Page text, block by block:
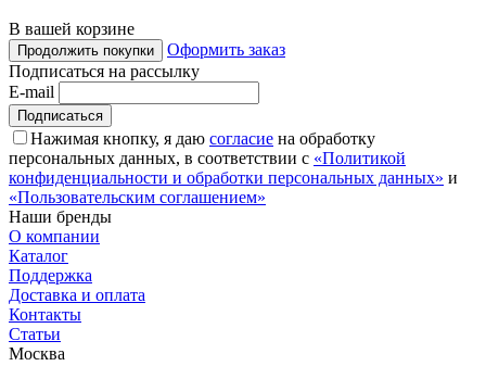
В вашей корзине
Продолжить покупки
Оформить заказ
Подписаться на рассылку
E-mail
Нажимая кнопку, я даю согласие на обработку
персональных данных, в соответствии с «Политикой
конфиденциальности и обработки персональных данных» и
«Пользовательским соглашением»
Наши бренды
О компании
Каталог
Поддержка
Доставка и оплата
Контакты
Статьи
Москва